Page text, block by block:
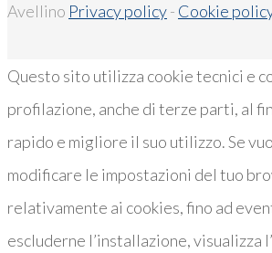
Avellino Privacy policy- Cookie
Questo sito utilizza cookie tecnici e
profilazione, anche di terze parti, al
rapido e migliore il suo utilizzo. Se
modificare le impostazioni del tuo
relativamente ai cookies, fino ad
escluderne l’installazione, visualizza